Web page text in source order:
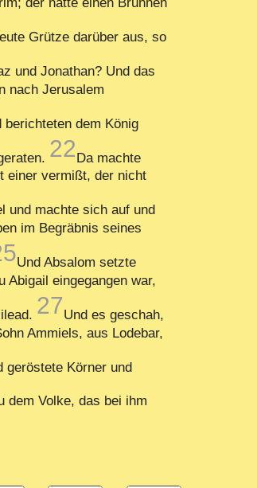
Grütze darüber aus, so
und Jonathan? Und das
nach Jerusalem
dem König
22Da machte
einer vermißt, der nicht
und machte sich auf und
im Begräbnis seines
Und Absalom setzte
eingegangen war,
27Und es geschah,
Ammiels, aus Lodebar,
geröstete Körner und
dem Volke, das bei ihm